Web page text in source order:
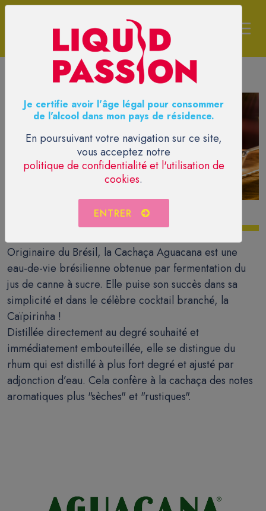
Originaire du Brésil, la Cachaça Aguacana est une
eau-de-vie brésilienne obtenue par fermentation du
jus de canne à sucre. Elle puise son succès dans sa
simplicité et dans le célèbre cocktail branché, la
Caïpirinha !
Distillée directement au degré souhaité et
immédiatement embouteillée, elle se distingue du
rhum qui est distillé à plus fort degré et ajusté par
adjonction d’eau. Cela confère à la cachaça des notes
aromatiques plus "sèches" et "rustiques".
Je certifie avoir l'âge légal pour consommer
de l'alcool dans mon pays de résidence.
En poursuivant votre navigation sur ce site,
vous acceptez notre
politique de confidentialité et l'utilisation de
cookies.
ENTRER